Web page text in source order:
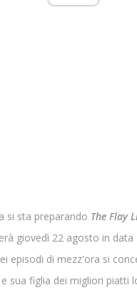
si sta preparando The Flay
giovedì 22 agosto in data
episodi di mezz'ora si
sua figlia dei migliori piatti